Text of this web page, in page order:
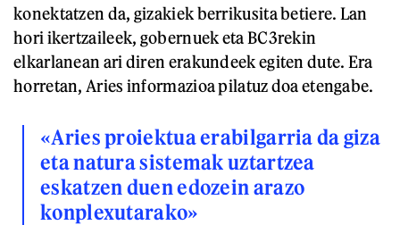
konektatzen da, gizakiek berrikusita betiere. Lan
hori ikertzaileek, gobernuek eta BC3rekin
elkarlanean ari diren erakundeek egiten dute. Era
horretan, Aries informazioa pilatuz doa etengabe.
«Aries proiektua erabilgarria da giza
eta natura sistemak uztartzea
eskatzen duen edozein arazo
konplexutarako»